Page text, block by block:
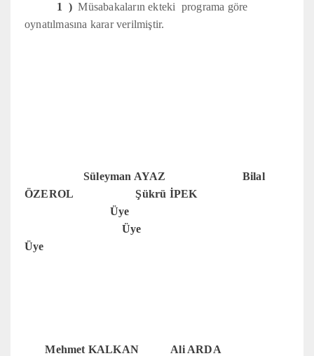
1 ) Müsabakaların ekteki programa göre
oynatılmasına karar verilmiştir.
Süleyman AYAZ Bilal
ÖZEROL Şükrü İPEK
Üye
Üye
Üye
Mehmet KALKAN Ali ARDA